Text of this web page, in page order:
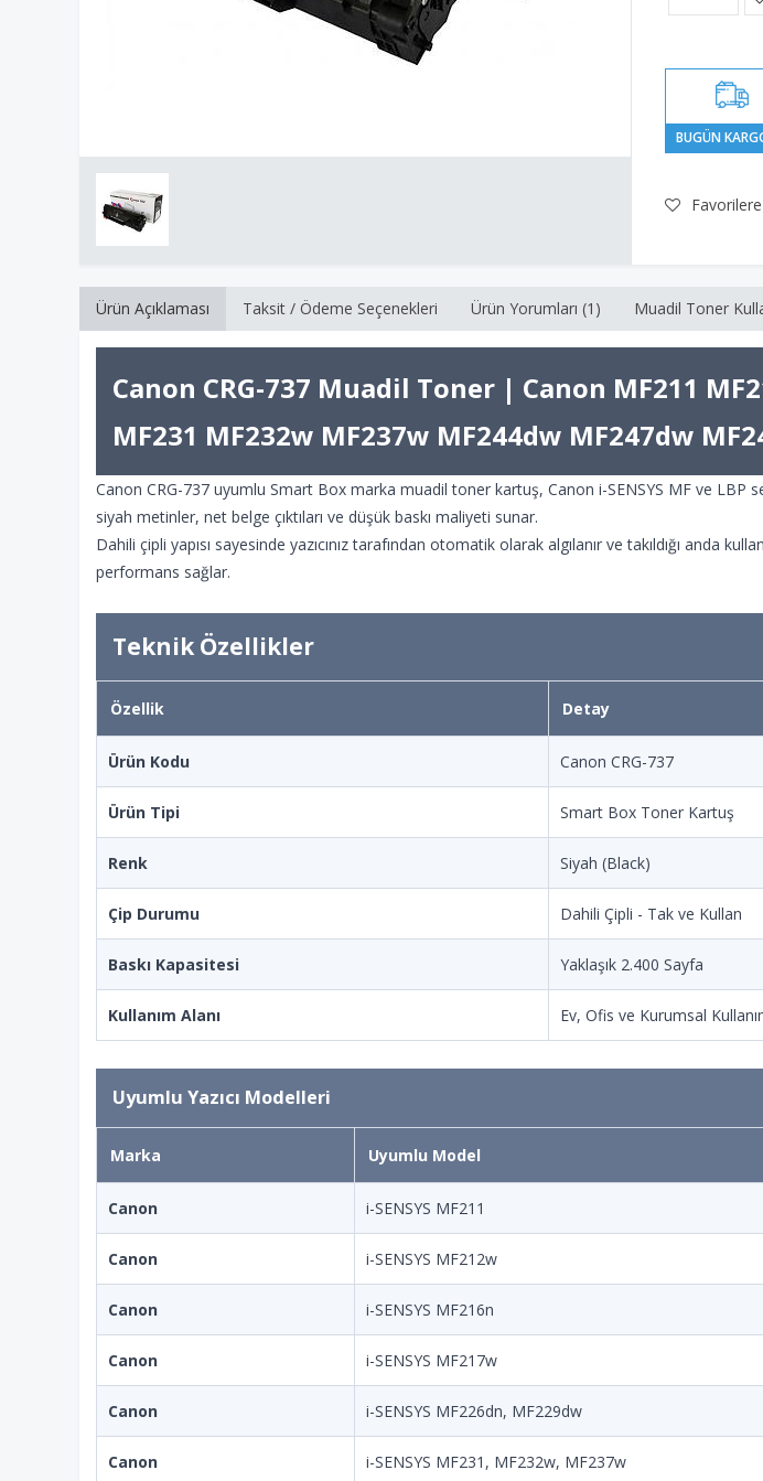
Ürün Açıklaması Taksit / Ödeme Seçenekleri Ürün Yorumları (1) Muadil Toner
Canon CRG-737 Muadil Toner | Canon MF211
MF231 MF232w MF237w MF244dw MF247dw
Canon CRG-737 uyumlu Smart Box marka muadil toner kartuş, Canon i-SENSYS MF ve LBP
siyah metinler, net belge çıktıları ve düşük baskı maliyeti sunar.
Dahili çipli yapısı sayesinde yazıcınız tarafından otomatik olarak algılanır ve takıldığı anda
performans sağlar.
Teknik Özellikler
Özellik Detay
Ürün Kodu Canon CRG-737
Ürün Tipi Smart Box Toner Kartuş
Renk Siyah (Black)
Çip Durumu Dahili Çipli - Tak ve Kullan
Baskı Kapasitesi Yaklaşık 2.400 Sayfa
Kullanım Alanı Ev, Ofis ve Kurumsal
Uyumlu Yazıcı Modelleri
Marka Uyumlu Model
Canon i-SENSYS MF211
Canon i-SENSYS MF212w
Canon i-SENSYS MF216n
Canon i-SENSYS MF217w
Canon i-SENSYS MF226dn, MF229dw
Canon i-SENSYS MF231, MF232w, MF237w